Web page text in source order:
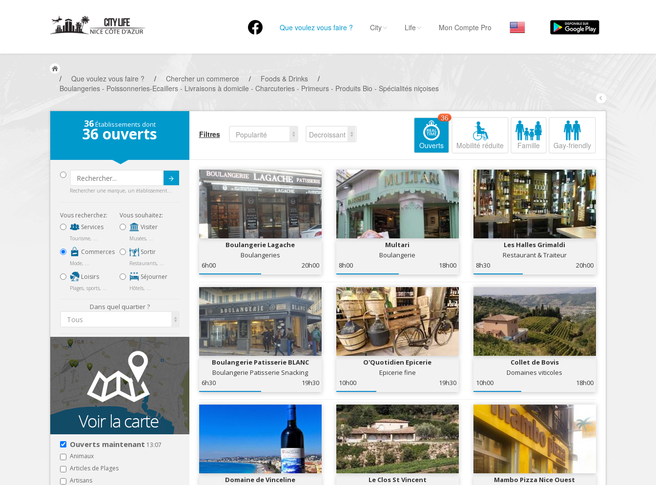
Que voulez vous faire ?
Musées, ...
Sortir
Commerces
Mode, ...
Loisirs
Plages, sports, ...
Services
Tourisme, ...
Nice Promenade du
Nice le Port
Nice le Vieux Nice
Nice les Collines Niçoises
Nice le petit Marais Niçois
Nice la plaine du Var
Nice le Carré d’Or
City Life Mon Compte Pro
/ Que voulez vous faire ? / Chercher un commerce / Foods & Drinks
/
Boulangeries - Poissonneries-Ecaillers - Livraisons à domicile - Charcuteries - Primeurs - Produits Bio - Spécialités niçoises
36Établissements dont
36 ouverts
Rechercher une marque, un établissement...
Vous recherchez:
Services
Tourisme, ...
Commerces
Mode, ...
Loisirs
Plages, sports, ...
Vous souhaitez:
Visiter
Musées, ...
Sortir
Restaurants, ...
Séjourner
Hôtels, ...
Dans quel quartier ?
Tous
Ouverts maintenant 13:07
Animaux
Articles de Plages
Artisans
Filtres Popularité
Decroissant
Ouverts
36
Mobilité réduite Famille Gay-friendly
Boulangerie Lagache
Boulangeries
6h00
20h00
Multari
Boulangerie
8h00
18h00
Les Halles Grimaldi
Restaurant & Traiteur
8h30
20h00
Boulangerie Patisserie BLANC
Boulangerie Patisserie Snacking
6h30
19h30
O'Quotidien Epicerie
Epicerie fine
10h00
19h30
Collet de Bovis
Domaines viticoles
10h00
18h00
Domaine de Vinceline
Le Clos St Vincent
Mambo Pizza Nice Ouest